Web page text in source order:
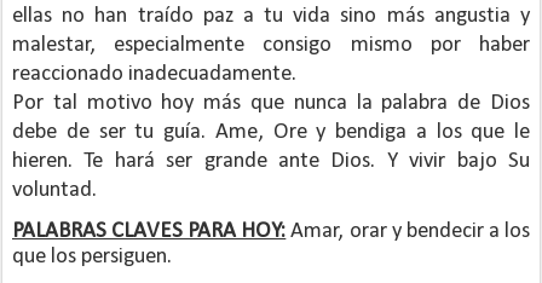
ellas no han traído paz a tu vida sino más angustia y
malestar, especialmente consigo mismo por haber
reaccionado inadecuadamente.
Por tal motivo hoy más que nunca la palabra de Dios
debe de ser tu guía. Ame, Ore y bendiga a los que le
hieren. Te hará ser grande ante Dios. Y vivir bajo Su
voluntad.
PALABRAS CLAVES PARA HOY: Amar, orar y bendecir a los
que los persiguen.